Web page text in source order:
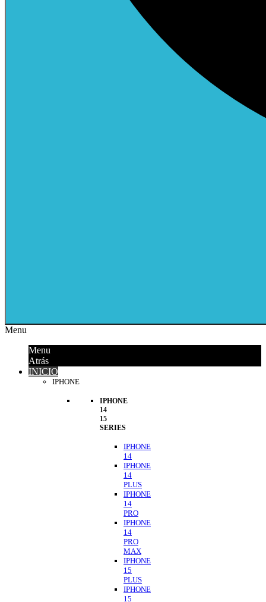
Menu
Menu
Atrás
INICIO
IPHONE
IPHONE
14
15
SERIES
IPHONE
14
IPHONE
14
PLUS
IPHONE
14
PRO
IPHONE
14
PRO
MAX
IPHONE
15
PLUS
IPHONE
15